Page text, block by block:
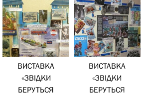
ВИСТАВКА
«ЗВІДКИ
БЕРУТЬСЯ
ВИСТАВКА
«ЗВІДКИ
БЕРУТЬСЯ